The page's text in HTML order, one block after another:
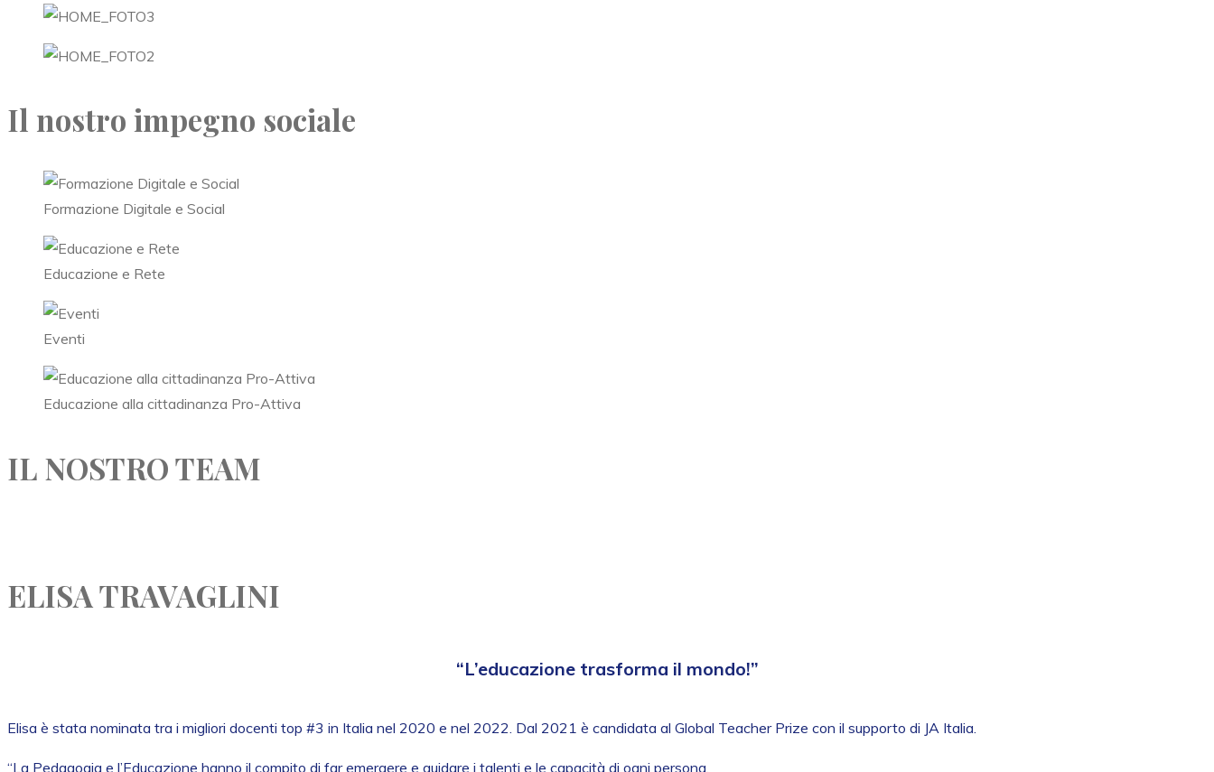
Il nostro impegno sociale
Formazione Digitale e Social
Educazione e Rete
Eventi
Educazione alla cittadinanza Pro-Attiva
IL NOSTRO TEAM
ELISA TRAVAGLINI
“L’educazione trasforma il mondo!”
Elisa è stata nominata tra i migliori docenti top #3 in Italia nel 2020 e nel 2022. Dal 2021 è candidata al Global Teacher Prize con il supporto di JA Italia.
“La Pedagogia e l’Educazione hanno il compito di far emergere e guidare i talenti e le capacità di ogni persona.